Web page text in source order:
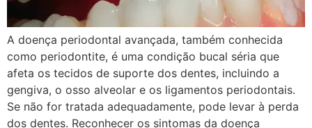
A doença periodontal avançada, também conhecida
como periodontite, é uma condição bucal séria que
afeta os tecidos de suporte dos dentes, incluindo a
gengiva, o osso alveolar e os ligamentos periodontais.
Se não for tratada adequadamente, pode levar à perda
dos dentes. Reconhecer os sintomas da doença